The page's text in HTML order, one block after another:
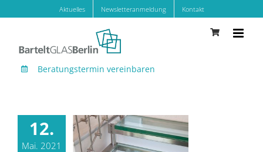
springen
Aktuelles Newsletteranmeldung Kontakt
Beratungstermin vereinbaren
12.
Mai. 2021